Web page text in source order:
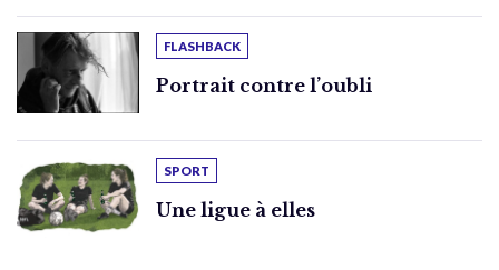
FLASHBACK
Portrait contre l’oubli
SPORT
Une ligue à elles